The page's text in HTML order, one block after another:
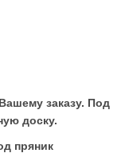
заказу. Под
доску.
пряник